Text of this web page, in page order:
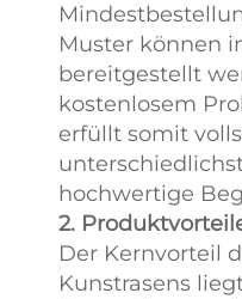
Muster können
bereitgestellt
kostenlosem
erfüllt somit
hochwertige
2.
Der Kernvorteil
Kunstrasens